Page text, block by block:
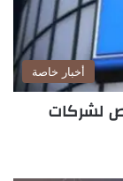
أخبار خاصة
لشركات